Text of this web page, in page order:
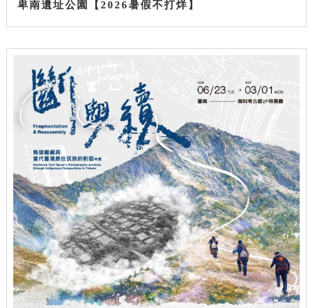
卑南遺址公園【2026暑假不打烊】